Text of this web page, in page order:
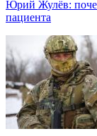
Юрий Жулёв:
пациента